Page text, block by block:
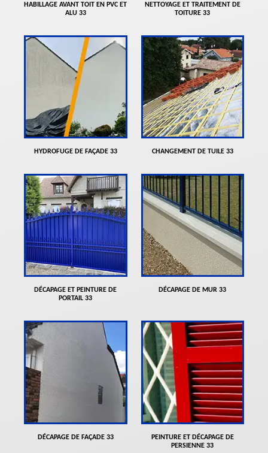
HABILLAGE AVANT TOIT EN PVC ET
ALU 33
NETTOYAGE ET TRAITEMENT DE
TOITURE 33
HYDROFUGE DE FAÇADE 33 CHANGEMENT DE TUILE 33
DÉCAPAGE ET PEINTURE DE
PORTAIL 33
DÉCAPAGE DE MUR 33
DÉCAPAGE DE FAÇADE 33
PEINTURE ET DÉCAPAGE DE
PERSIENNE 33